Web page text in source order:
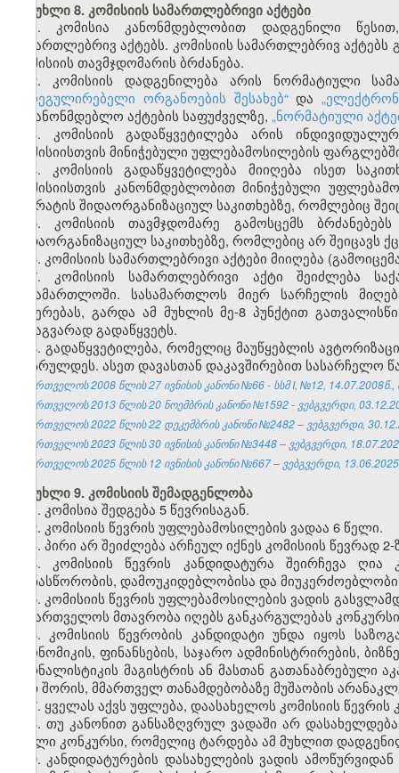
მუხლი 8. კომისიის სამართლებრივი აქტები
1. კომისია კანონმდებლობით დადგენილი
სამართლებრივ აქტებს. კომისიის სამართლებრივ
კომისიის თავმჯდომარის ბრძანება.
2. კომისიის დადგენილება არის ნორმატიული
მარეგულირებელი ორგანოების შესახებ“და
საკანონმდებლო აქტების საფუძველზე, „ნორმატიული
3. კომისიის გადაწყვეტილება არის
კომისიისთვის მინიჭებული უფლებამოსილების
4. კომისიის გადაწყვეტილება მიიღება ისეთ
კომისიისთვის კანონმდებლობით მინიჭებული
აპარატის შიდაორგანიზაციულ საკითხებზე, რომლებიც
5. კომისიის თავმჯდომარე გამოსცემს
შიდაორგანიზაციულ საკითხებზე, რომლებიც არ შეიცავს
6. კომისიის სამართლებრივი აქტები მიიღება
7. კომისიის სამართლებრივი აქტი შეიძლება
სასამართლოში. სასამართლოს მიერ სარჩელის
შეჩერებას, გარდა ამ მუხლის მე-8 პუნქტით
სხვაგვარად გადაწყვეტს.
8. გადაწყვეტილება, რომელიც მაუწყებლის
აღსრულდეს. ასეთ დავასთან დაკავშირებით სასარჩელო
საქართველოს 2008 წლის 27 ივნისის კანონი №66 - სსმ I, №12, 14.07.2008წ.,
საქართველოს 2013 წლის 20 ნოემბრის კანონი №1592 - ვებგვერდი,
საქართველოს 2022 წლის 22 დეკემბრის კანონი №2482 – ვებგვერდი,
საქართველოს 2023 წლის 30 ივნისის კანონი №3448 – ვებგვერდი,
საქართველოს 2025 წლის 12 ივნისის კანონი №667 – ვებგვერდი,
მუხლი 9. კომისიის შემადგენლობა
1. კომისია შედგება 5 წევრისაგან.
2. კომისიის წევრის უფლებამოსილების ვადაა 6 წელი.
3. პირი არ შეიძლება არჩეულ იქნეს კომისიის წევრად
4. კომისიის წევრის კანდიდატურა შეირჩევა ღია
თანასწორობის, დამოუკიდებლობისა და
5. კომისიის წევრის უფლებამოსილების ვადის
საქართველოს მთავრობა იღებს განკარგულებას
6. კომისიის წევრობის კანდიდატი უნდა იყოს
ეკონომიკის, ფინანსების, საჯარო ადმინისტრირების,
ჟურნალისტიკის მაგისტრის ან მასთან გათანაბრებული
მათ შორის, მმართველ თანამდებობაზე მუშაობის
7. ყველას აქვს უფლება, დაასახელოს კომისიის
8. თუ კანონით განსაზღვრულ ვადაში არ
ახალი კონკურსი, რომელიც ტარდება ამ მუხლით
9. კანდიდატურების დასახელების ვადის